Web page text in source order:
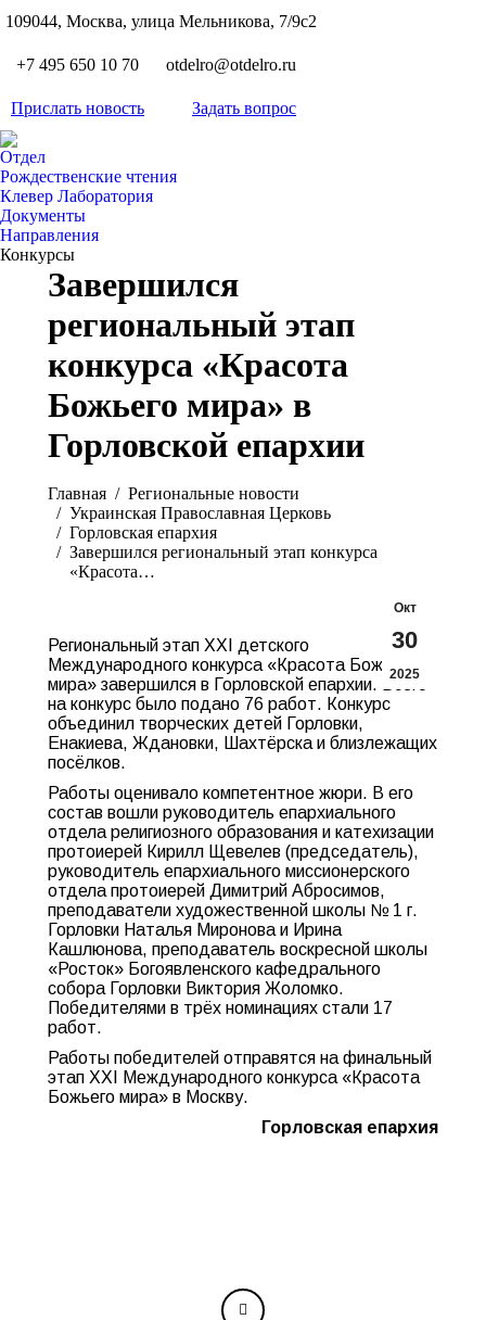
109044, Москва, улица Мельникова, 7/9с2
+7 495 650 10 70 otdelro@otdelro.ru
Прислать новость Задать вопрос
Отдел
Рождественские чтения
Клевер Лаборатория
Документы
Направления
Конкурсы
Завершился
региональный этап
конкурса «Красота
Божьего мира» в
Горловской епархии
Главная
Pегиональные новости
Украинская Православная Церковь
Горловская епархия
Завершился региональный этап конкурса
«Красота…
Окт
30
2025
Региональный этап XXI детского
Международного конкурса «Красота Божьего
мира» завершился в Горловской епархии. Всего
на конкурс было подано 76 работ. Конкурс
объединил творческих детей Горловки,
Енакиева, Ждановки, Шахтёрска и близлежащих
посёлков.
Работы оценивало компетентное жюри. В его
состав вошли руководитель епархиального
отдела религиозного образования и катехизации
протоиерей Кирилл Щевелев (председатель),
руководитель епархиального миссионерского
отдела протоиерей Димитрий Абросимов,
преподаватели художественной школы № 1 г.
Горловки Наталья Миронова и Ирина
Кашлюнова, преподаватель воскресной школы
«Росток» Богоявленского кафедрального
собора Горловки Виктория Жоломко.
Победителями в трёх номинациях стали 17
работ.
Работы победителей отправятся на финальный
этап XXI Международного конкурса «Красота
Божьего мира» в Москву.
Горловская епархия